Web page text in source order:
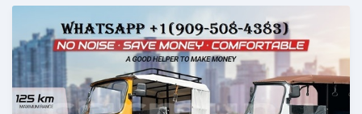
Publié il y a 5 mois